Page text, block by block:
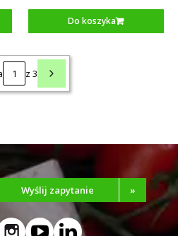
Do koszyka
z 3
Wyślij zapytanie »